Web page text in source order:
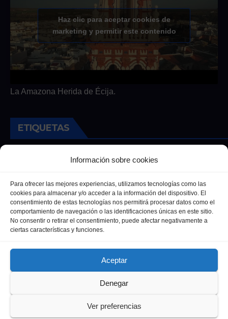
Información sobre cookies
Para ofrecer las mejores experiencias, utilizamos tecnologías como las
cookies para almacenar y/o acceder a la información del dispositivo. El
consentimiento de estas tecnologías nos permitirá procesar datos como el
comportamiento de navegación o las identificaciones únicas en este sitio.
No consentir o retirar el consentimiento, puede afectar negativamente a
ciertas características y funciones.
Aceptar
Denegar
Ver preferencias
Haz clic para aceptar cookies de
marketing y permitir este contenido
La Amazona Herida de Écija.
ETIQUETAS
Andalucía Cultura Deportes